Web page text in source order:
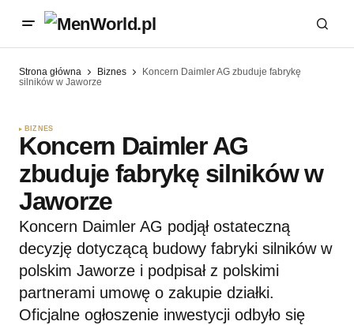
Strona główna Biznes
Koncern Daimler AG zbuduje fabrykę
silników w Jaworze
BIZNES
Koncern Daimler AG
zbuduje fabrykę silników w
Jaworze
Koncern Daimler AG podjął ostateczną
decyzję dotyczącą budowy fabryki silników w
polskim Jaworze i podpisał z polskimi
partnerami umowę o zakupie działki.
Oficjalne ogłoszenie inwestycji odbyło się